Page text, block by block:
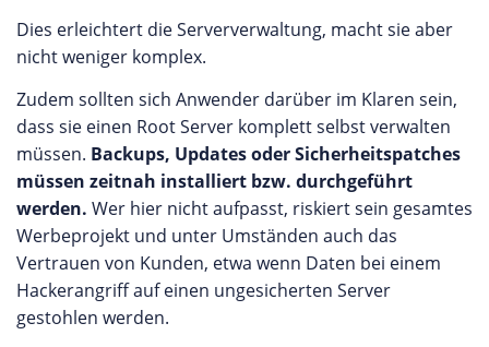
Dies erleichtert die Serververwaltung, macht sie aber
nicht weniger komplex.
Zudem sollten sich Anwender darüber im Klaren sein,
dass sie einen Root Server komplett selbst verwalten
müssen. Backups, Updates oder Sicherheitspatches
müssen zeitnah installiert bzw. durchgeführt
werden. Wer hier nicht aufpasst, riskiert sein gesamtes
Werbeprojekt und unter Umständen auch das
Vertrauen von Kunden, etwa wenn Daten bei einem
Hackerangriff auf einen ungesicherten Server
gestohlen werden.